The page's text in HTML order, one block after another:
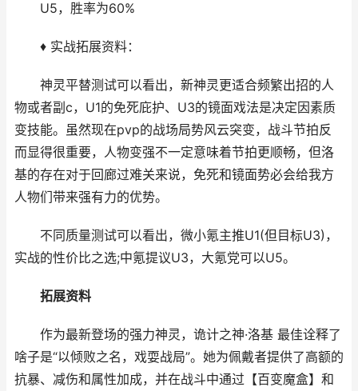
U5，胜率为60%
♦ 实战拓展资料：
神灵平替测试可以看出，新神灵更适合频繁出招的人
物或者副c，U1的免死庇护、U3的镜面戏法是决定因素质
变技能。虽然现在pvp的战场局势风云突变，战斗节拍反
而显得很重要，人物变强不一定意味着节拍更顺畅，但洛
基的存在对于回廊过难关来说，免死和镜面势必会给我方
人物们带来强有力的优势。
不同质量测试可以看出，微小氪主推U1(但目标U3)，
实战的性价比之选;中氪提议U3，大氪党可以U5。
拓展资料
作为最新登场的强力神灵，诡计之神·洛基 最佳诠释了
啥子是“以倾败之名，戏耍战局”。她为佩戴者提供了高额的
抗暴、减伤和属性加成，并在战斗中通过【百变魔盒】和